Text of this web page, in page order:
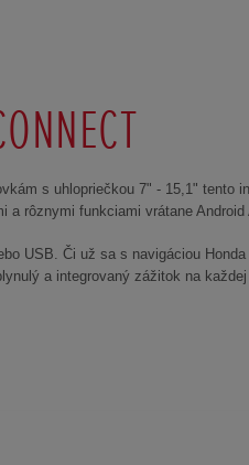
s uhlopriečkou 7" - 15,1" tento
rôznymi funkciami vrátane
USB. Či už sa s navigáciou
a integrovaný zážitok na